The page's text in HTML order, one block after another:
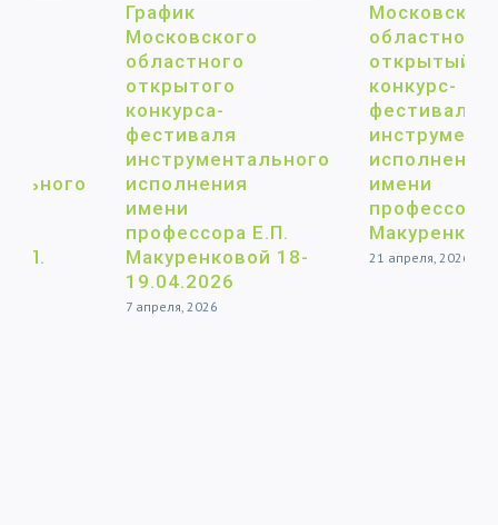
Московского
областного
открытого
конкурса-
фестиваля
инструментального
исполнения
профессора Е.П.
Макуренковой 18-
19.04.2026
Московский
областной
открытый
фестиваль
инструментального
исполнения
профессора Е.П.
Макуренковой
21 апреля, 2026